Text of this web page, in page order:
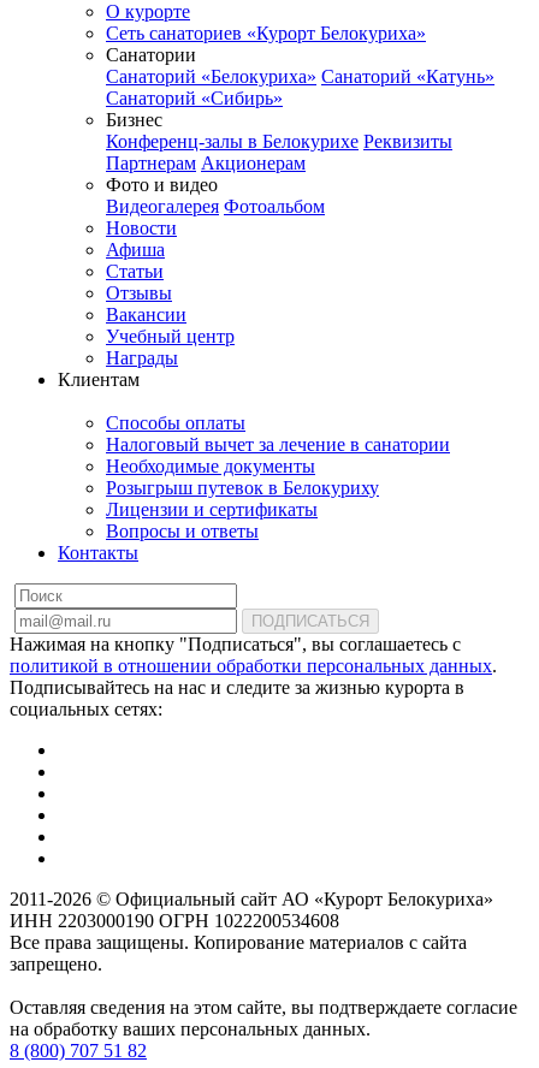
О курорте
Сеть санаториев «Курорт Белокуриха»
Санатории
Санаторий «Белокуриха» Санаторий «Катунь»
Санаторий «Сибирь»
Бизнес
Конференц-залы в Белокурихе Реквизиты
Партнерам Акционерам
Фото и видео
Видеогалерея Фотоальбом
Новости
Афиша
Статьи
Отзывы
Вакансии
Учебный центр
Награды
Клиентам
Способы оплаты
Налоговый вычет за лечение в санатории
Необходимые документы
Розыгрыш путевок в Белокуриху
Лицензии и сертификаты
Вопросы и ответы
Контакты
ПОДПИСАТЬСЯ
Нажимая на кнопку "Подписаться", вы соглашаетесь с
политикой в отношении обработки персональных данных.
Подписывайтесь на нас и следите за жизнью курорта в
социальных сетях:
2011-2026 © Официальный сайт АО «Курорт Белокуриха»
ИНН 2203000190 ОГРН 1022200534608
Все права защищены. Копирование материалов с сайта
запрещено.
Оставляя сведения на этом сайте, вы подтверждаете согласие
на обработку ваших персональных данных.
8 (800) 707 51 82